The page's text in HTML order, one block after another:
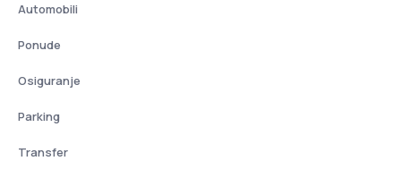
Automobili
Ponude
Osiguranje
Parking
Transfer